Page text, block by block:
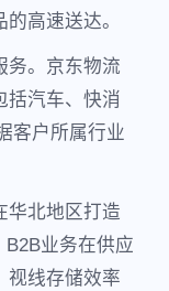
高速送达。
务。京东物流
括汽车、快消
客户所属行业
华北地区打造
业务在供应
视线存储效率